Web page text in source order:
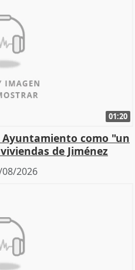
01:20
como "un
de Jiménez
2026